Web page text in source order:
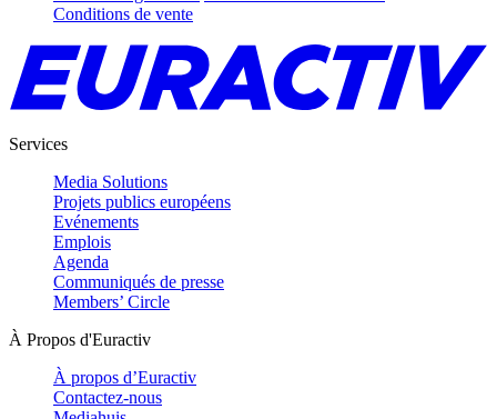
Conditions de vente
Services
Media Solutions
Projets publics européens
Evénements
Emplois
Agenda
Communiqués de presse
Members’ Circle
À Propos d'Euractiv
À propos d’Euractiv
Contactez-nous